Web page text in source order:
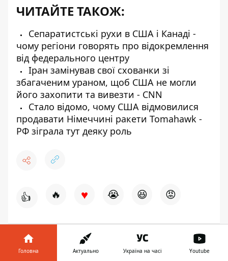
ЧИТАЙТЕ ТАКОЖ:
Сепаратистські рухи в США і Канаді -
чому регіони говорять про відокремлення
від федерального центру
Іран замінував свої схованки зі
збагаченим ураном, щоб США не могли
його захопити та вивезти - CNN
Стало відомо, чому США відмовилися
продавати Німеччині ракети Tomahawk -
РФ зіграла тут деяку роль
👍 🔥 ♥ 😭 😆 😡
ІРАН
Головна
Актуально Україна на часі Youtube